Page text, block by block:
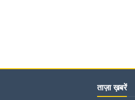
ताज़ा ख़बरें